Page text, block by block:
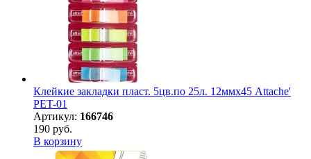
Клейкие закладки пласт. 5цв.по 25л. 12ммх45 Attache'
PET-01
Артикул: 166746
190 руб.
В корзину